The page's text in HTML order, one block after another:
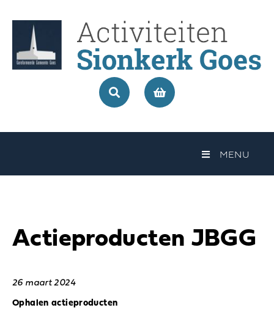
MENU
Actieproducten JBGG
26 maart 2024
Ophalen actieproducten